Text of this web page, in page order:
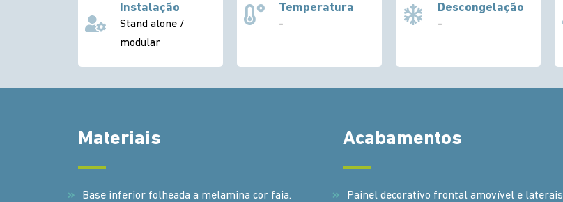
Instalação
Stand alone /
modular
Temperatura
-
Descongelação
-
Materiais
Base inferior folheada a melamina cor faia.
Acabamentos
Painel decorativo frontal amovível e laterais